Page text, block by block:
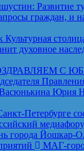
Развитие
граждан, и
Культурная
духовное
С
Юрия
Петербурге
города Йошкар-
МАГ-